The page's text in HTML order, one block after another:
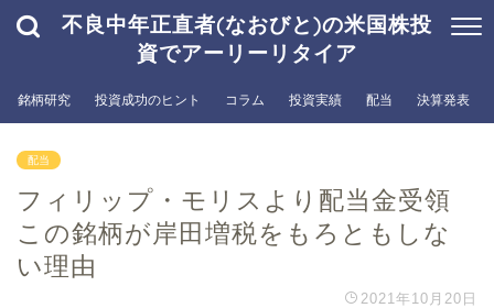
不良中年正直者(なおびと)の米国株投
資でアーリーリタイア
銘柄研究 投資成功のヒント コラム 投資実績 配当 決算発表
配当
フィリップ・モリスより配当金受領
この銘柄が岸田増税をもろともしな
い理由
2021年10月20日